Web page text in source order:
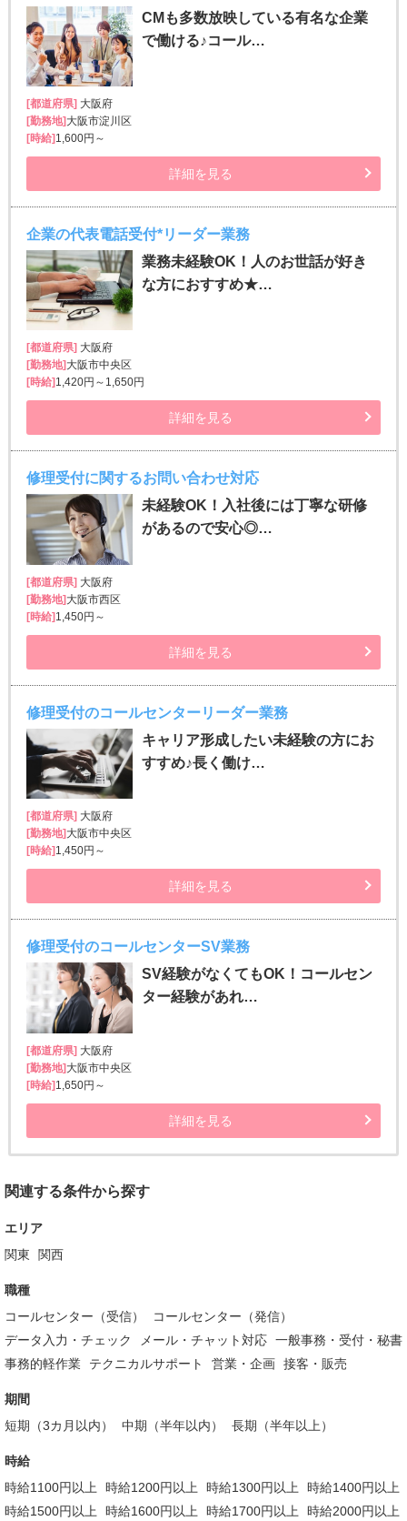
CMも多数放映している有名な企業
で働ける♪コール…
[都道府県] 大阪府
[勤務地] 大阪市淀川区
[時給] 1,600円～
詳細を見る
企業の代表電話受付*リーダー業務
業務未経験OK！人のお世話が好き
な方におすすめ★…
[都道府県]大阪府
[勤務地]大阪市中央区
[時給]1,420円～1,650円
詳細を見る
修理受付に関するお問い合わせ対応
未経験OK！入社後には丁寧な研修
があるので安心◎…
[都道府県]大阪府
[勤務地]大阪市西区
[時給]1,450円～
詳細を見る
修理受付のコールセンターリーダー業務
キャリア形成したい未経験の方にお
すすめ♪長く働け…
[都道府県] 大阪府
[勤務地] 大阪市中央区
[時給] 1,450円～
詳細を見る
修理受付のコールセンターSV業務
SV経験がなくてもOK！コールセン
ター経験があれ…
[都道府県] 大阪府
[勤務地] 大阪市中央区
[時給] 1,650円～
詳細を見る
関連する条件から探す
エリア
関東
関西
職種
コールセンター（受信）
コールセンター（発信）
データ入力・チェック
メール・チャット対応 一般事務・受付・秘書
事務的軽作業
テクニカルサポート 営業・企画 接客・販売
期間
短期（3カ月以内）
中期（半年以内） 長期（半年以上）
時給
時給1100円以上
時給1200円以上 時給1300円以上
時給1400円以上
時給1500円以上
時給1600円以上 時給1700円以上 時給2000円以上